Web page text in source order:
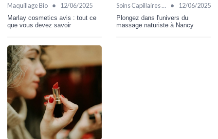
Maquillage Bio • 12/06/2025
Marlay cosmetics avis : tout ce
que vous devez savoir
Soins Capillaires Bio • 12/06/2025
Plongez dans l'univers du
massage naturiste à Nancy